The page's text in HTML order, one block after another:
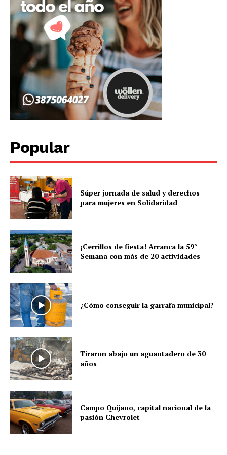
Popular
Súper jornada de salud y derechos
para mujeres en Solidaridad
¡Cerrillos de fiesta! Arranca la 59°
Semana con más de 20 actividades
¿Cómo conseguir la garrafa municipal?
Tiraron abajo un aguantadero de 30
años
Campo Quijano, capital nacional de la
pasión Chevrolet